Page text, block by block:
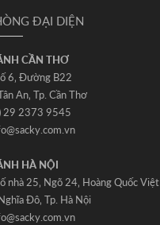
ĐẠI DIỆN
CẦN THƠ
6‚ Đường B22
An‚ Tp. Cần Thơ
29 2373 9545
HÀ NỘI
nhà 25‚ Ngõ 24‚ Hoàng Quốc Việt
Đô‚ Tp. Hà Nội